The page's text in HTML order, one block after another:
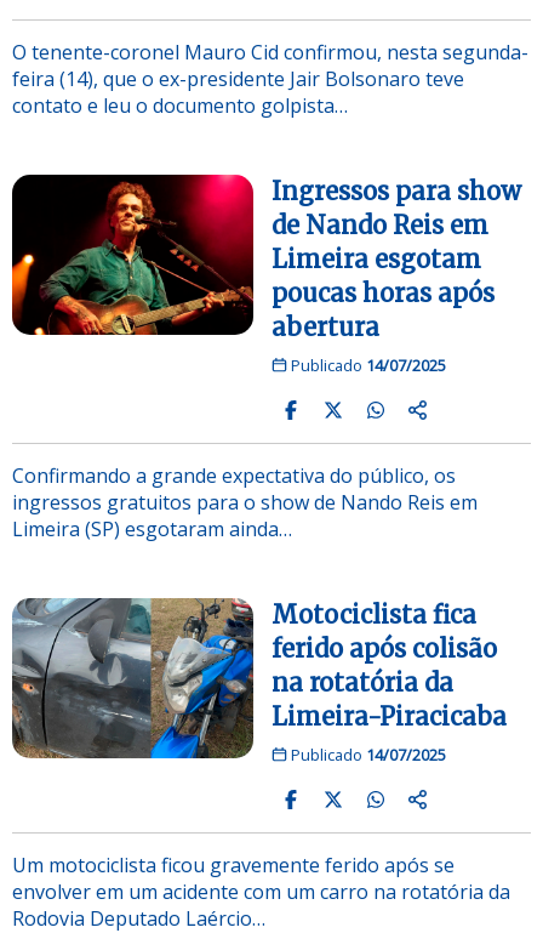
O tenente-coronel Mauro Cid confirmou, nesta segunda-
feira (14), que o ex-presidente Jair Bolsonaro teve
contato e leu o documento golpista…
Ingressos para show
de Nando Reis em
Limeira esgotam
poucas horas após
abertura
Publicado 14/07/2025
Confirmando a grande expectativa do público, os
ingressos gratuitos para o show de Nando Reis em
Limeira (SP) esgotaram ainda…
Motociclista fica
ferido após colisão
na rotatória da
Limeira-Piracicaba
Publicado 14/07/2025
Um motociclista ficou gravemente ferido após se
envolver em um acidente com um carro na rotatória da
Rodovia Deputado Laércio…